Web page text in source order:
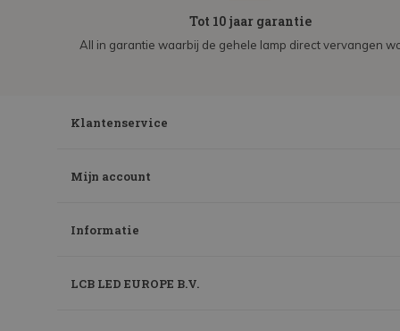
Tot 10 jaar garantie
All in garantie waarbij de gehele lamp direct vervangen
Klantenservice
Mijn account
Informatie
LCB LED EUROPE B.V.